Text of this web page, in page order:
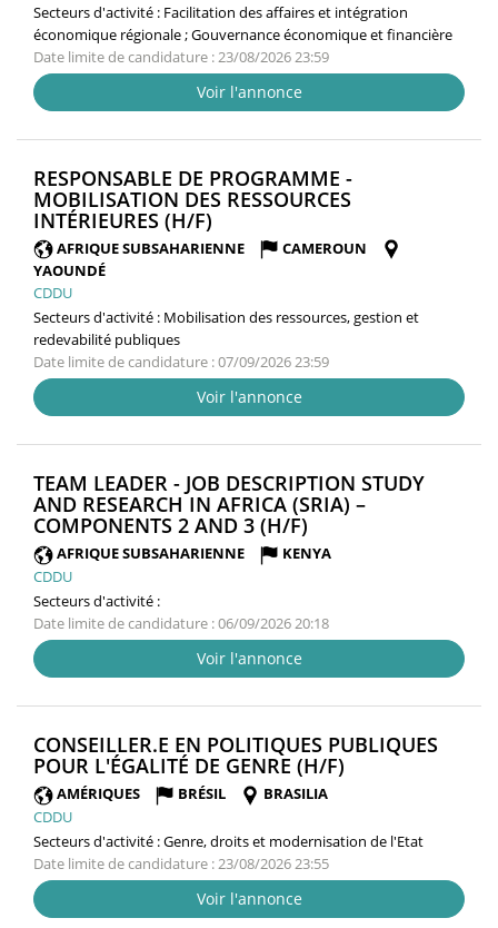
Secteurs d'activité : Facilitation des affaires et intégration
économique régionale ; Gouvernance économique et financière
Date limite de candidature : 23/08/2026 23:59
Voir l'annonce
RESPONSABLE DE PROGRAMME -
MOBILISATION DES RESSOURCES
INTÉRIEURES (H/F)
FENÊTRE)
AFRIQUE SUBSAHARIENNE
CAMEROUN
YAOUNDÉ
CDDU
Secteurs d'activité : Mobilisation des ressources, gestion et
redevabilité publiques
Date limite de candidature : 07/09/2026 23:59
Voir l'annonce
TEAM LEADER - JOB DESCRIPTION STUDY
AND RESEARCH IN AFRICA (SRIA) –
COMPONENTS 2 AND 3 (H/F) (NOUVELLE
FENÊTRE)
AFRIQUE SUBSAHARIENNE
KENYA
CDDU
Secteurs d'activité :
Date limite de candidature : 06/09/2026 20:18
Voir l'annonce
CONSEILLER.E EN POLITIQUES PUBLIQUES
POUR L'ÉGALITÉ DE GENRE (H/F) (NOUVELLE
AMÉRIQUES BRÉSIL
BRASILIA
CDDU
Secteurs d'activité :Genre, droits et modernisation de l'Etat
Date limite de candidature : 23/08/2026 23:55
Voir l'annonce